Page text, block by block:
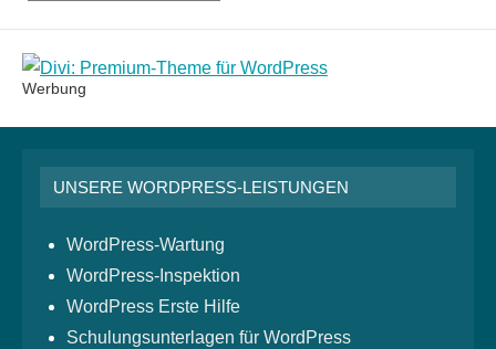
Werbung
UNSERE WORDPRESS-LEISTUNGEN
WordPress-Wartung
WordPress-Inspektion
WordPress Erste Hilfe
Schulungsunterlagen für WordPress